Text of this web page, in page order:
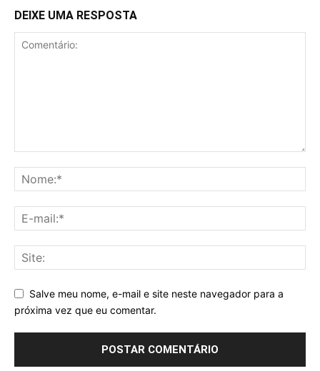
DEIXE UMA RESPOSTA
Salve meu nome, e-mail e site neste navegador para a
próxima vez que eu comentar.